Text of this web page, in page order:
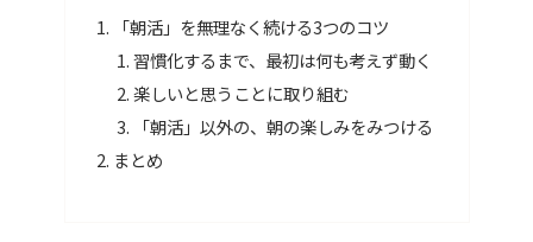
「朝活」を無理なく続ける3つのコツ
習慣化するまで、最初は何も考えず動く
楽しいと思うことに取り組む
「朝活」以外の、朝の楽しみをみつける
まとめ